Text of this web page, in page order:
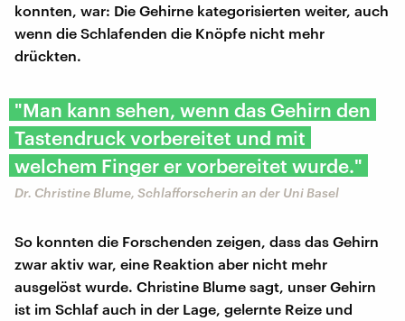
konnten, war: Die Gehirne kategorisierten weiter, auch
wenn die Schlafenden die Knöpfe nicht mehr
drückten.
"Man kann sehen, wenn das Gehirn den
Tastendruck vorbereitet und mit
welchem Finger er vorbereitet wurde."
Dr. Christine Blume, Schlafforscherin an der Uni Basel
So konnten die Forschenden zeigen, dass das Gehirn
zwar aktiv war, eine Reaktion aber nicht mehr
ausgelöst wurde. Christine Blume sagt, unser Gehirn
ist im Schlaf auch in der Lage, gelernte Reize und